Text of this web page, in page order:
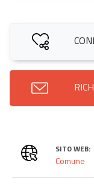
SITO WEB:
Comune